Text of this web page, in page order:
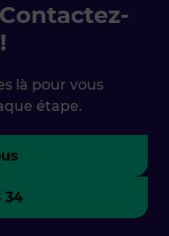
là pour vous
étape.
34